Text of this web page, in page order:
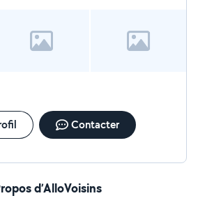
Contacter
d’AlloVoisins